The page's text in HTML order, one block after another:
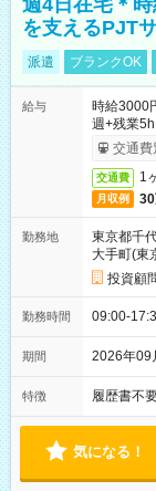
週4日在宅＊
を支えるPJT
派遣 ブランクOK
給与
時給3000
週+残業
交通費
交通費 1
月収例
勤務地
東京都千
大手町(東
投資顧
勤務時間 09:00-
期間 2026年
特徴 履歴書不
気になる！